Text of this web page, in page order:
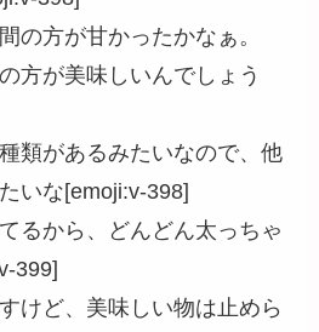
の方が甘かったかなぁ。
方が美味しいんでしょう
類があるみたいなので、他
いな[emoji:v-398]
るから、どんどん太っちゃ
399]
けど、美味しい物は止めら